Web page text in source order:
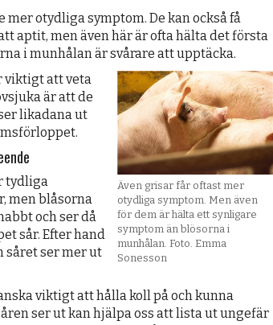
mer otydliga symptom. De kan också få
aptit, men även här är ofta hälta det första
i munhålan är svårare att upptäcka.
Även grisar får oftast mer
otydliga symptom. Men även
för dem är hälta ett synligare
symptom än blösorna i
munhålan. Foto. Emma
Sonesson
viktigt att veta
är att de
likadana ut
tydliga
men blåsorna
och ser då
sår. Efter hand
såret ser mer ut
viktigt att hålla koll på och kunna
ser ut kan hjälpa oss att lista ut ungefär